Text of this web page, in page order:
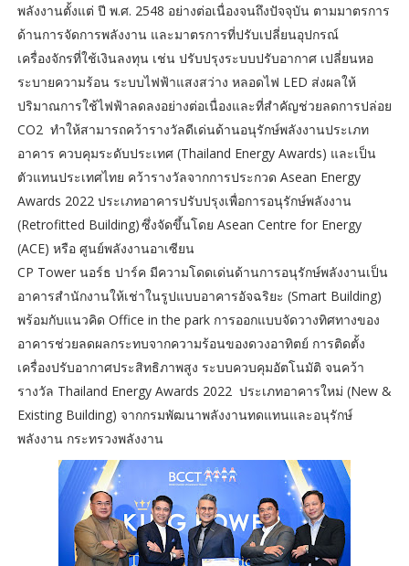
พลังงานตั้งแต่ ปี พ.ศ. 2548 อย่างต่อเนื่องจนถึงปัจจุบัน ตามมาตรการ
ด้านการจัดการพลังงาน และมาตรการที่ปรับเปลี่ยนอุปกรณ์
เครื่องจักรที่ใช้เงินลงทุน เช่น ปรับปรุงระบบปรับอากาศ เปลี่ยนหอ
ระบายความร้อน ระบบไฟฟ้าแสงสว่าง หลอดไฟ LED ส่งผลให้
ปริมาณการใช้ไฟฟ้าลดลงอย่างต่อเนื่องและที่สำคัญช่วยลดการปล่อย
CO2 ทำให้สามารถคว้ารางวัลดีเด่นด้านอนุรักษ์พลังงานประเภท
อาคาร ควบคุมระดับประเทศ (Thailand Energy Awards) และเป็น
ตัวแทนประเทศไทย คว้ารางวัลจากการประกวด Asean Energy
Awards 2022 ประเภทอาคารปรับปรุงเพื่อการอนุรักษ์พลังงาน
(Retrofitted Building) ซึ่งจัดขึ้นโดย Asean Centre for Energy
(ACE) หรือ ศูนย์พลังงานอาเซียน
CP Tower นอร์ธ ปาร์ค มีความโดดเด่นด้านการอนุรักษ์พลังงานเป็น
อาคารสำนักงานให้เช่าในรูปแบบอาคารอัจฉริยะ (Smart Building)
พร้อมกับแนวคิด Office in the park การออกแบบจัดวางทิศทางของ
อาคารช่วยลดผลกระทบจากความร้อนของดวงอาทิตย์ การติดตั้ง
เครื่องปรับอากาศประสิทธิภาพสูง ระบบควบคุมอัตโนมัติ จนคว้า
รางวัล Thailand Energy Awards 2022 ประเภทอาคารใหม่ (New &
Existing Building) จากกรมพัฒนาพลังงานทดแทนและอนุรักษ์
พลังงาน กระทรวงพลังงาน